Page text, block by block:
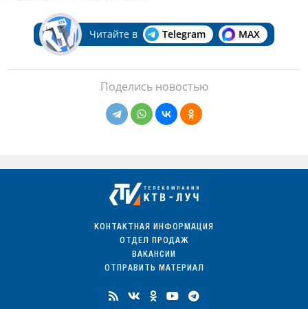
Читайте в Telegram MAX
Поделись новостью
КОНТАКТНАЯ ИНФОРМАЦИЯ
ОТДЕЛ ПРОДАЖ
ВАКАНСИИ
ОТПРАВИТЬ МАТЕРИАЛ